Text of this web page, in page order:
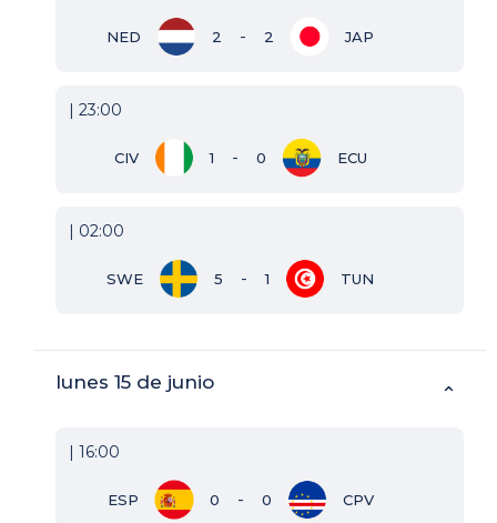
NED 2 - 2 JAP
| 23:00
CIV 1 - 0 ECU
| 02:00
SWE 5 - 1 TUN
lunes 15 de junio ⌃
| 16:00
ESP 0 - 0 CPV